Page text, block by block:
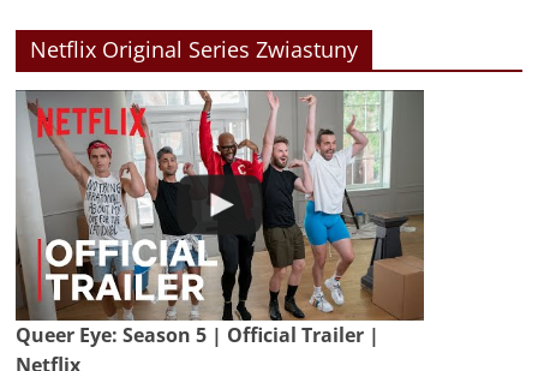
Netflix Original Series Zwiastuny
Queer Eye: Season 5 | Official Trailer |
Netflix